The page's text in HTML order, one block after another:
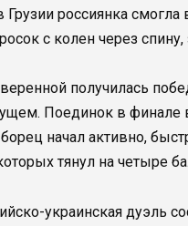
Грузии россиянка
с колен через
получилась
Поединок в финале
начал активно,
тянул на четыре
украинская дуэль